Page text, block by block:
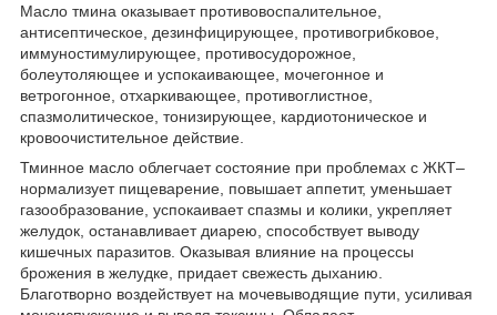
Масло тмина оказывает противовоспалительное,
антисептическое, дезинфицирующее, противогрибковое,
иммуностимулирующее, противосудорожное,
болеутоляющее и успокаивающее, мочегонное и
ветрогонное, отхаркивающее, противоглистное,
спазмолитическое, тонизирующее, кардиотоническое и
кровоочистительное действие.
Тминное масло облегчает состояние при проблемах с ЖКТ–
нормализует пищеварение, повышает аппетит, уменьшает
газообразование, успокаивает спазмы и колики, укрепляет
желудок, останавливает диарею, способствует выводу
кишечных паразитов. Оказывая влияние на процессы
брожения в желудке, придает свежесть дыханию.
Благотворно воздействует на мочевыводящие пути, усиливая